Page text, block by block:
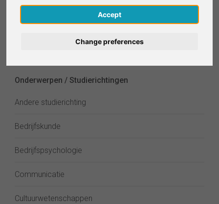
Accept
Change preferences
Huidige onderzoeksprojecten
Onderwerpen / Studierichtingen
Andere studierichting
Bedrijfskunde
Bedrijfspsychologie
Communicatie
Cultuurwetenschappen
English
Deutsch